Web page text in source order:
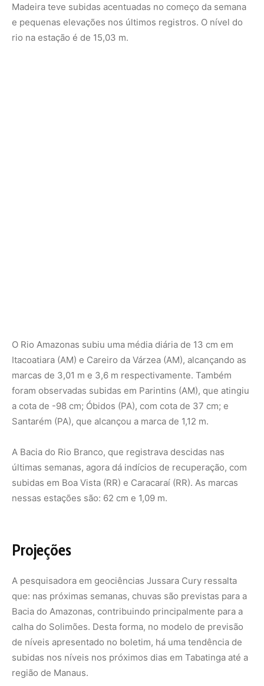
Madeira teve subidas acentuadas no começo da semana
e pequenas elevações nos últimos registros. O nível do
rio na estação é de 15,03 m.
O Rio Amazonas subiu uma média diária de 13 cm em
Itacoatiara (AM) e Careiro da Várzea (AM), alcançando as
marcas de 3,01 m e 3,6 m respectivamente. Também
foram observadas subidas em Parintins (AM), que atingiu
a cota de -98 cm; Óbidos (PA), com cota de 37 cm; e
Santarém (PA), que alcançou a marca de 1,12 m.
A Bacia do Rio Branco, que registrava descidas nas
últimas semanas, agora dá indícios de recuperação, com
subidas em Boa Vista (RR) e Caracaraí (RR). As marcas
nessas estações são: 62 cm e 1,09 m.
Projeções
A pesquisadora em geociências Jussara Cury ressalta
que: nas próximas semanas, chuvas são previstas para a
Bacia do Amazonas, contribuindo principalmente para a
calha do Solimões. Desta forma, no modelo de previsão
de níveis apresentado no boletim, há uma tendência de
subidas nos níveis nos próximos dias em Tabatinga até a
região de Manaus.